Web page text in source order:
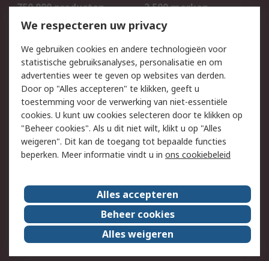
750.000 producten
2.500 merken
Bestellen
Inkoopoplossingen
Track & Trace
Wettelijk
Cookiebeleid
Email veiligheid
Privacybeleid
Websitevoorwaarden
Algemene
verkoopvoorwaarden
Over RS
RS Group
Over ons
RS wereldwijd
Werken bij RS
ESG
We respecteren uw privacy
We gebruiken cookies en andere technologieën voor
statistische gebruiksanalyses, personalisatie en om
advertenties weer te geven op websites van derden.
Door op "Alles accepteren" te klikken, geeft u
toestemming voor de verwerking van niet-essentiële
cookies. U kunt uw cookies selecteren door te klikken op
"Beheer cookies". Als u dit niet wilt, klikt u op "Alles
weigeren". Dit kan de toegang tot bepaalde functies
beperken. Meer informatie vindt u in ons cookiebeleid
Alles accepteren
Beheer cookies
Alles weigeren